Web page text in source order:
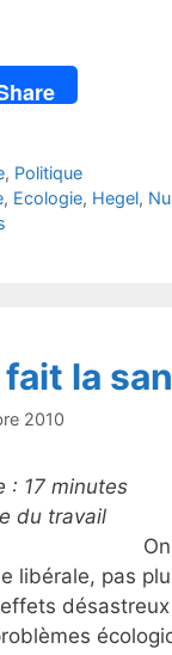
, Politique
, Ecologie, Hegel,
la
2010
: 17 minutes
du travail
libérale, pas